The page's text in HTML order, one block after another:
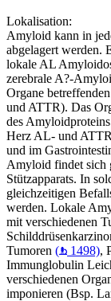
Lokalisation:
Amyloid kann in
abgelagert werden.
lokale AL
zerebrale A?-
Organe
und ATTR). Das
des
Herz AL- und
und im
Amyloid findet sich
Stützapparats. In
gleichzeitigen
werden. Lokale
mit verschiedenen
Tumoren ( 1498),
Immunglobulin
verschiedenen
imponieren (Bsp.